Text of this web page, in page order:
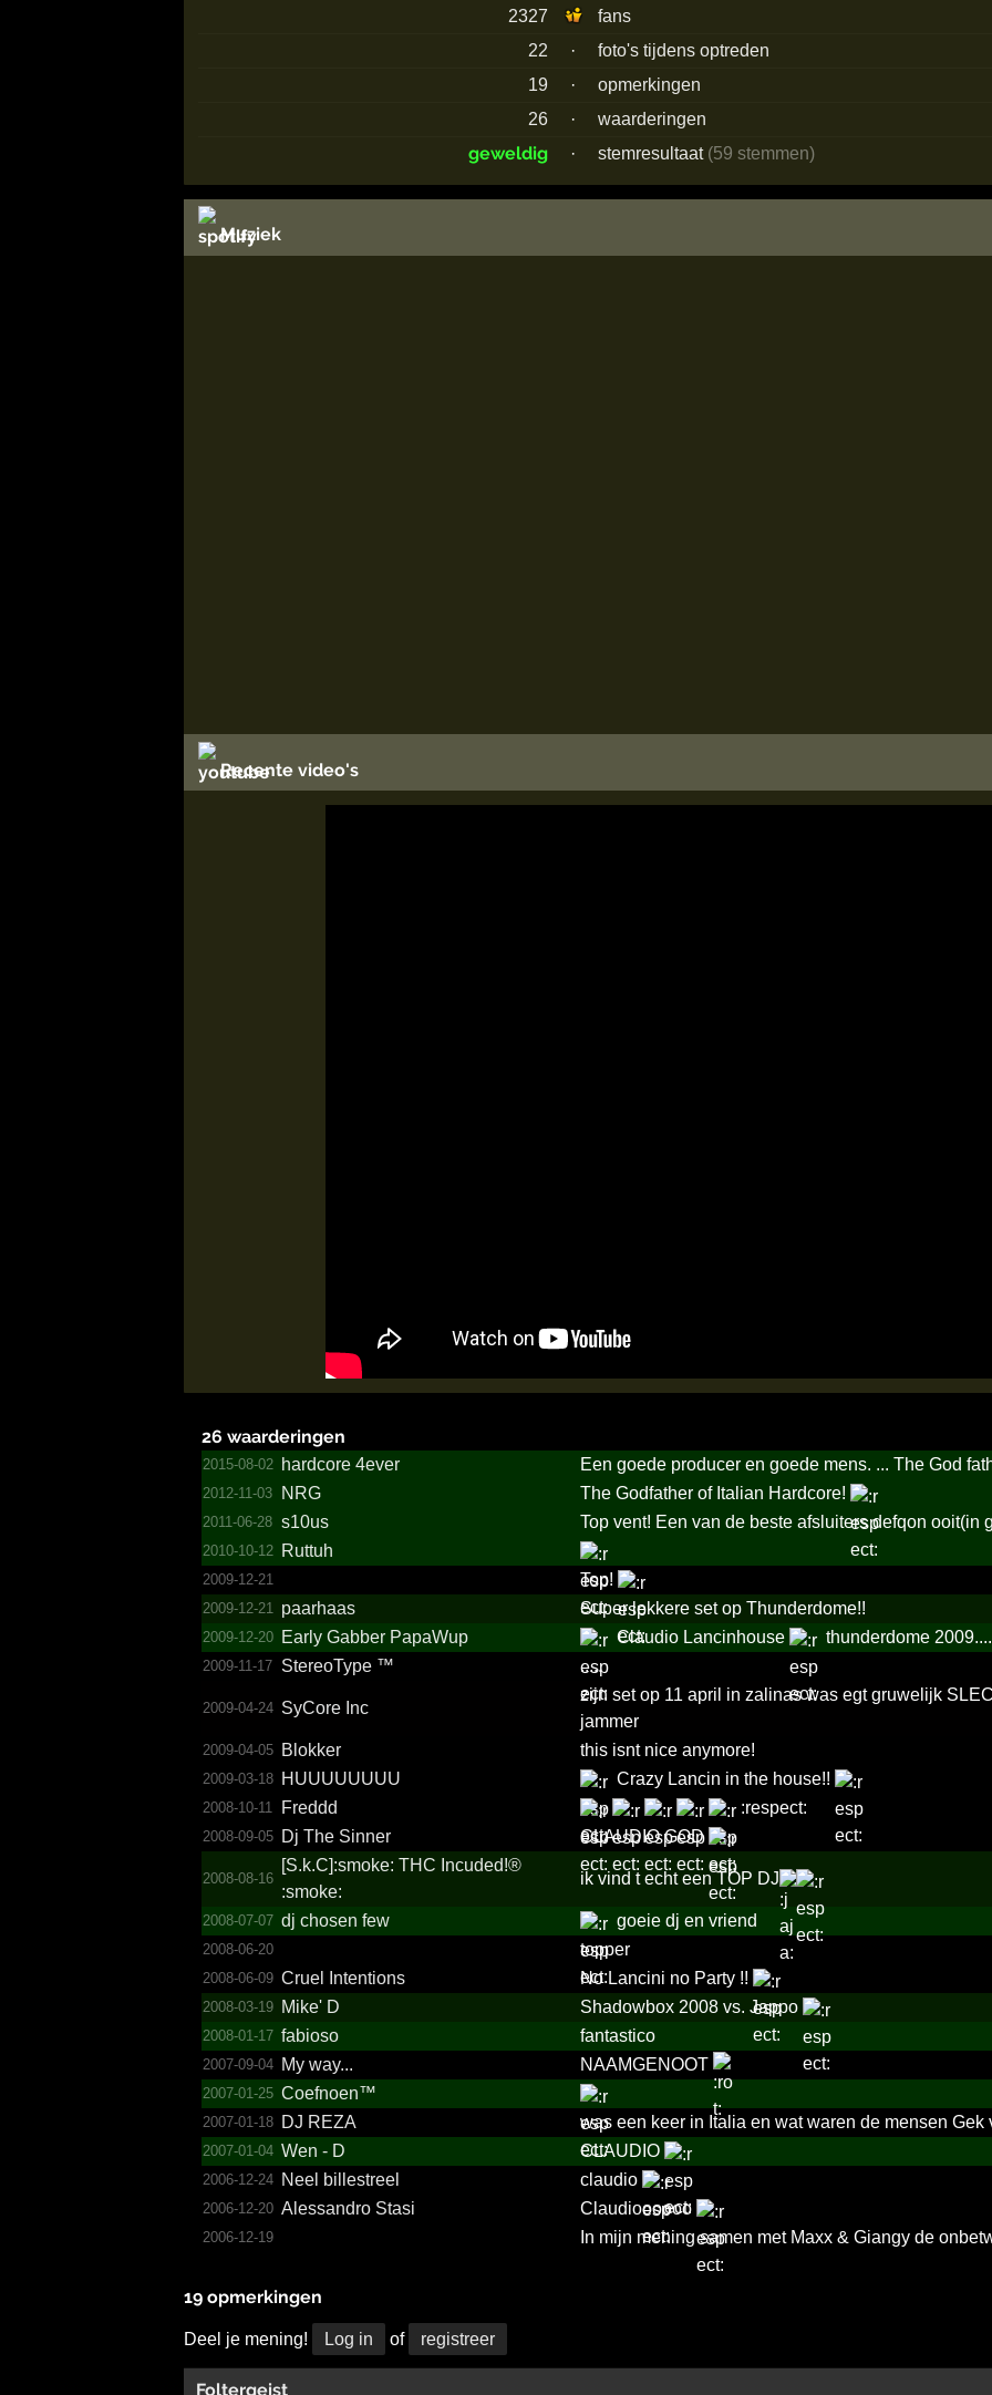
2327
fans
22
·
foto's tijdens optreden
19
·
opmerkingen
26
· waarderingen
geweldig · stemresultaat (59 stemmen)
Muziek
Recente video's
26 waarderingen
2015-08-02 hardcore 4ever Een goede producer en goede mens. ... The God
2012-11-03 NRG The Godfather of Italian Hardcore!
2011-06-28 s10us Top vent! Een van de beste afsluiters defqon ooit(in
2010-10-12 Ruttuh
2009-12-21 Top!
2009-12-21 paarhaas Super lekkere set op Thunderdome!!
2009-12-20 Early Gabber PapaWup Claudio Lancinhouse thunderdome
2009-11-17 StereoType ™ .....
2009-04-24 SyCore Inc
zijn set op 11 april in zalinas was egt gruwelijk
jammer
2009-04-05 Blokker this isnt nice anymore!
2009-03-18 HUUUUUUUU Crazy Lancin in the house!!
2008-10-11 Freddd :resp­ect:
2008-09-05 Dj The Sinner CLAUDIO GOD
2008-08-16
[S.­k.­C]:smoke: THC Incuded!­®
:smoke:
ik vind t echt een TOP DJ
2008-07-07 dj chosen few goeie dj en vriend
2008-06-20 topper
2008-06-09 Cruel Intentions No Lancini no Party !!
2008-03-19 Mike' D Shadowbox 2008 vs. Jappo
2008-01-17 fabioso fantastico
2007-09-04 My way... NAAMGENOOT
2007-01-25 Coefnoen™
2007-01-18 DJ REZA was een keer in Italia en wat waren de mensen
2007-01-04 Wen - D CLAUDIO
2006-12-24 Neel billestreel claudio
2006-12-20 Alessandro Stasi Claudioooooo
2006-12-19 In mijn mening samen met Maxx & Giangy de
19 opmerkingen
Deel je mening! Log in of registreer
Foltergeist